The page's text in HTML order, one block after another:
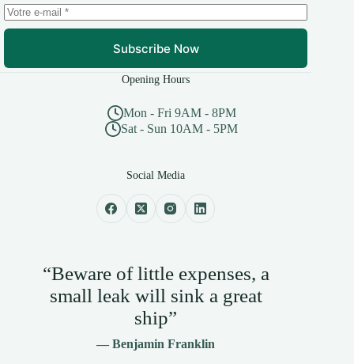
Subscribe Now
Opening Hours
Mon - Fri 9AM - 8PM
Sat - Sun 10AM - 5PM
Social Media
“Beware of little expenses, a
small leak will sink a great
ship”
— Benjamin Franklin